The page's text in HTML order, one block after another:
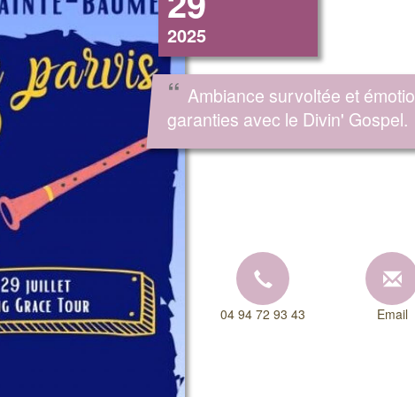
2025
“ Ambiance survoltée et
garanties avec le Divin' Gospel.
04 94 72 93 43 Email